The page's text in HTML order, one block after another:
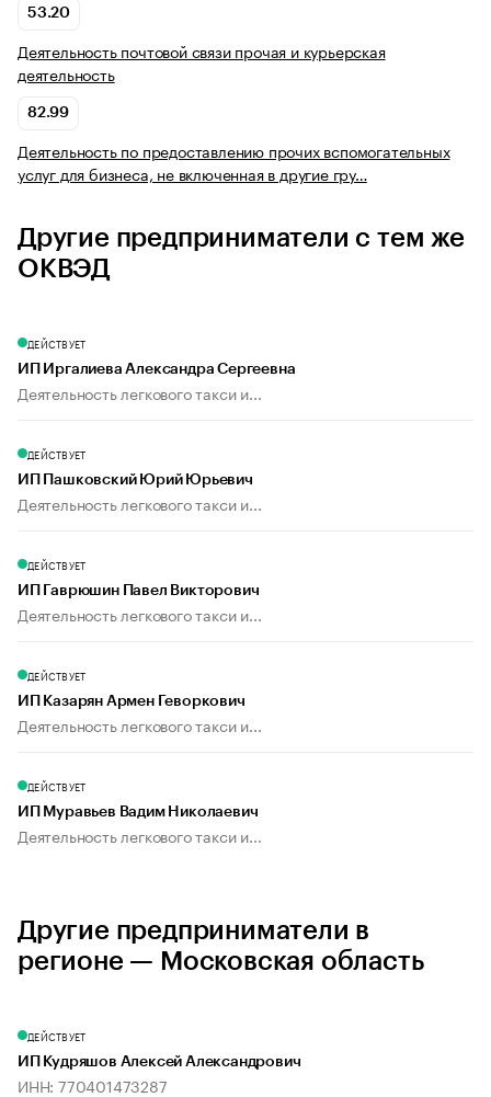
53.20
Деятельность почтовой связи прочая и курьерская
деятельность
82.99
Деятельность по предоставлению прочих вспомогательных
услуг для бизнеса, не включенная в другие гру…
Другие предприниматели с тем же
ОКВЭД
ДЕЙСТВУЕТ
ИП Иргалиева Александра Сергеевна
Деятельность легкового такси и...
ДЕЙСТВУЕТ
ИП Пашковский Юрий Юрьевич
Деятельность легкового такси и...
ДЕЙСТВУЕТ
ИП Гаврюшин Павел Викторович
Деятельность легкового такси и...
ДЕЙСТВУЕТ
ИП Казарян Армен Геворкович
Деятельность легкового такси и...
ДЕЙСТВУЕТ
ИП Муравьев Вадим Николаевич
Деятельность легкового такси и...
Другие предприниматели в
регионе — Московская область
ДЕЙСТВУЕТ
ИП Кудряшов Алексей Александрович
ИНН: 770401473287